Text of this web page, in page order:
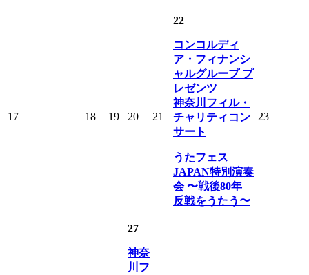
17 18 19 20 21
22
コンコルディ
ア・フィナンシ
ャルグループ プ
レゼンツ
神奈川フィル・
チャリティコン
サート
うたフェス
JAPAN特別演奏
会 〜戦後80年
反戦をうたう〜
23
27
神奈
川フ